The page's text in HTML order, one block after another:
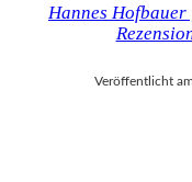
Hannes
Veröffentlicht